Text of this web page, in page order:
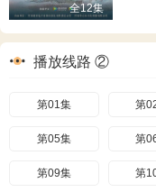
全12集
播放线路 ②
第01集 第
第05集 第
第09集 第